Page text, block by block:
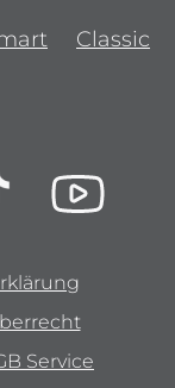
Classic
Service